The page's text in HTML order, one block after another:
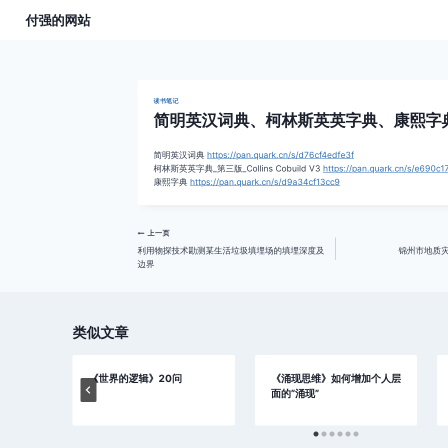
付强的网站
读书笔记
简明英汉词典、柯林斯英英字典、康熙字
简明英汉词典 https://pan.quark.cn/s/d76cf4edfe3f
柯林斯英英字典_第三版_Collins Cobuild V3 https://pan.quark.cn/s/
康熙字典 https://pan.quark.cn/s/d9a34cf13cc9
文
章
上一页
利用物探技术勘测某生活垃圾填埋场的填埋深度及
边界
锦州市地质
类似文章
《世界的逻辑》20问
《涌现思维》如何增加个人层
面的”涌现”